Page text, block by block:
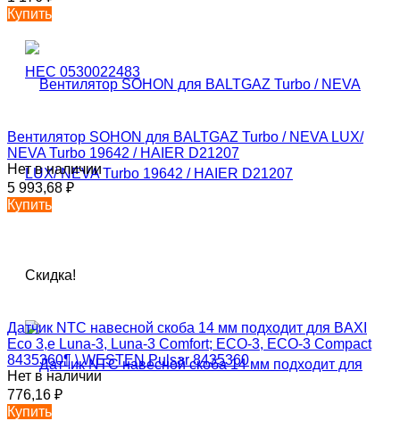
Купить
Вентилятор SOHON для BALTGAZ Turbo / NEVA LUX/
NEVA Turbo 19642 / HAIER D21207
Нет в наличии
5 993,68 ₽
Купить
Скидка!
Датчик NTC навесной скоба 14 мм подходит для BAXI
Eco 3,е Luna-3, Luna-3 Comfort; ECO-3, ECO-3 Compact
8435360¶ \ WESTEN Pulsar 8435360
Нет в наличии
776,16 ₽
Купить